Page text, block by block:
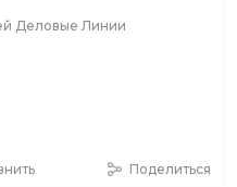
Поделиться
Деловые Линии